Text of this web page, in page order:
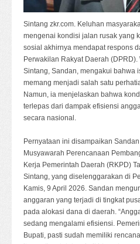
Sintang zkr.com. Keluhan
mengenai kondisi jalan rusak yang
sosial akhirnya mendapat respons
Perwakilan Rakyat Daerah
Sintang, Sandan, mengakui bahwa
memang menjadi salah satu
Namun, ia menjelaskan bahwa
terlepas dari dampak efisiensi
secara nasional.
Pernyataan ini disampaikan
Musyawarah Perencanaan
Kerja Pemerintah Daerah (RKPD)
Sintang, yang diselenggarakan di
Kamis, 9 April 2026. Sandan
anggaran yang terjadi di tingkat
pada alokasi dana di daerah.
sedang mengalami efisiensi.
Bupati, pasti sudah memiliki